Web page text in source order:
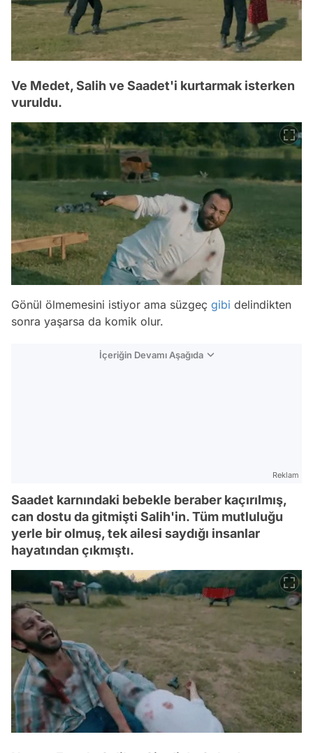
Ve Medet, Salih ve Saadet'i kurtarmak isterken
vuruldu.
Gönül ölmemesini istiyor ama süzgeç gibi delindikten
sonra yaşarsa da komik olur.
İçeriğin Devamı Aşağıda
Reklam
Saadet karnındaki bebekle beraber kaçırılmış,
can dostu da gitmişti Salih'in. Tüm mutluluğu
yerle bir olmuş, tek ailesi saydığı insanlar
hayatından çıkmıştı.